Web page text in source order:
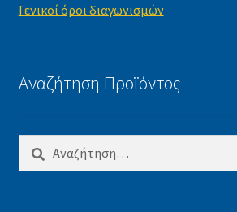
Γενικοί όροι διαγωνισμών
Αναζήτηση Προϊόντος
Αναζήτηση